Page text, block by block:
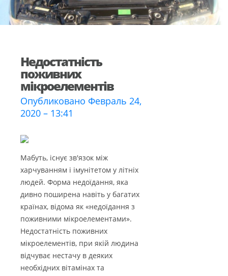
Недостатність
поживних
мікроелементів
Опубликовано Февраль 24,
2020 – 13:41
Мабуть, існує зв'язок між
харчуванням і імунітетом у літніх
людей. Форма недоїдання, яка
дивно поширена навіть у багатих
країнах, відома як «недоїдання з
поживними мікроелементами».
Недостатність поживних
мікроелементів, при якій людина
відчуває нестачу в деяких
необхідних вітамінах та